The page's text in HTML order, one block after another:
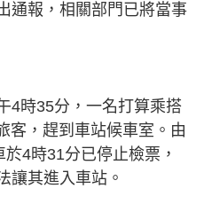
通報，相關部門已將當事
4時35分，一名打算乘搭
客，趕到車站候車室。由
4時31分已停止檢票，
讓其進入車站。